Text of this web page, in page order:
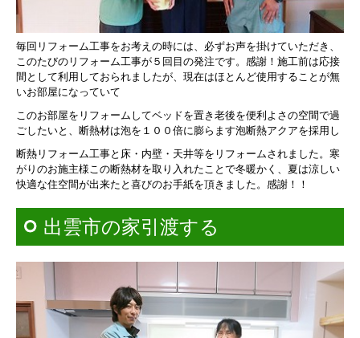
毎回リフォーム工事をお考えの時には、 必ずお声を掛けていただき、
このたびのリフォーム工事が５回目の発注です。 感謝！ 施工前は応接
間として利用しておられましたが、 現在はほとんど使用することが無
いお部屋になっていて
このお部屋をリフォームしてベッドを置き老後を便利よさの空間で過
ごしたいと、 断熱材は泡を１００倍に膨らます泡断熱アクアを採用し
断熱リフォーム工事と 床・内壁・天井等をリフォームされました。 寒
がりのお施主様 この断熱材を取り入れたことで冬暖かく、夏は涼しい
快適な住空間が出来たと 喜びのお手紙を頂きました。 感謝！！
出雲市の家引渡する